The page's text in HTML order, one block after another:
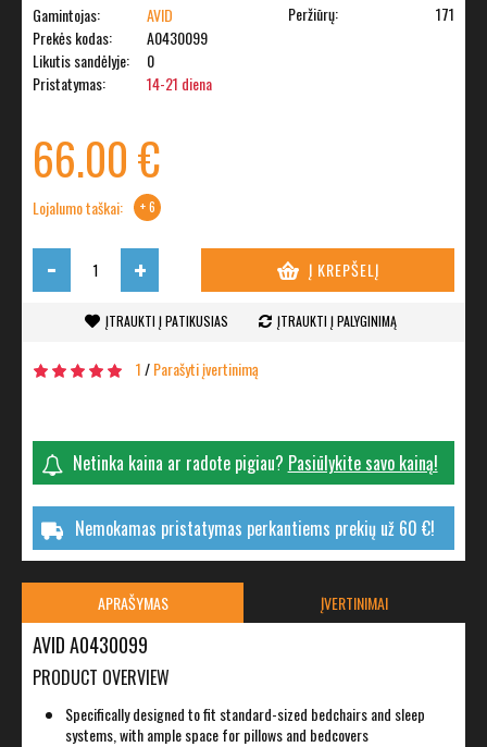
Gamintojas:
AVID
Prekės kodas:
A0430099
Likutis sandėlyje:
0
Pristatymas:
14-21 diena
Peržiūrų: 171
66.00 €
Lojalumo taškai: + 6
- + Į KREPŠELĮ
ĮTRAUKTI Į PATIKUSIAS ĮTRAUKTI Į PALYGINIMĄ
1/Parašyti įvertinimą
Netinka kaina ar radote pigiau? Pasiūlykite savo kainą!
Nemokamas pristatymas perkantiems prekių už 60 €!
APRAŠYMAS ĮVERTINIMAI
AVID A0430099
PRODUCT OVERVIEW
Specifically designed to fit standard-sized bedchairs and sleep
systems, with ample space for pillows and bedcovers